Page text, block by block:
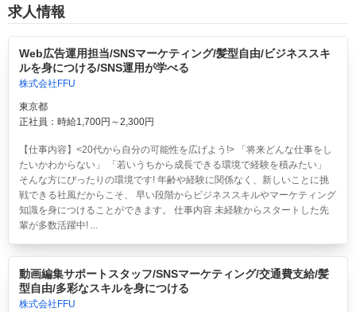
求人情報
Web広告運用担当/SNSマーケティング/髪型自由/ビジネススキ
ルを身につける/SNS運用が学べる
株式会社FFU
東京都
正社員：時給1,700円～2,300円
【仕事内容】<20代から自分の可能性を広げよう!> 「将来どんな仕事をし
たいかわからない」 「若いうちから成長できる環境で経験を積みたい」
そんな方にぴったりの環境です! 年齢や経験に関係なく、新しいことに挑
戦できる社風だからこそ、 早い段階からビジネススキルやマーケティング
知識を身につけることができます。 仕事内容 未経験からスタートした先
輩が多数活躍中! ...
動画編集サポートスタッフ/SNSマーケティング/交通費支給/髪
型自由/多彩なスキルを身につける
株式会社FFU